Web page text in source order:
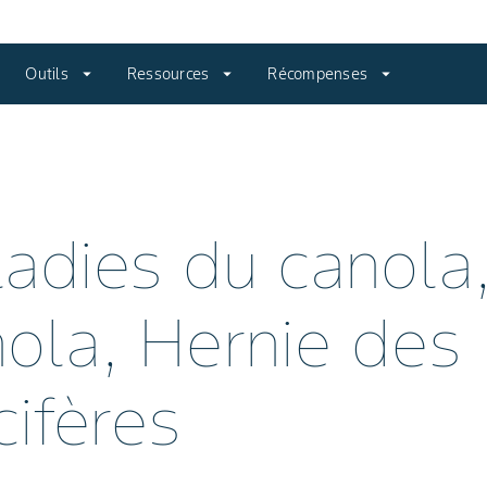
Outils arrow_drop_down Ressources arrow_drop_down Récompenses arrow_drop_down
du canola,
Hernie des